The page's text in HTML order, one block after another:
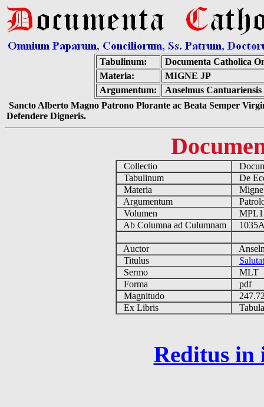
Tabulinum:
Documenta Catholica
Materia:
MIGNE JP
Argumentum:
Anselmus
Sancto Alberto Magno Patrono Plorante ac Beata Semper
Defendere Digneris.
Collectio
Tabulinum
De
Materia
Argumentum
Volumen
Ab Columna ad Culumnam
Auctor
Titulus
Sermo
MLT
Forma
pdf
Magnitudo
Ex Libris
Reditus in